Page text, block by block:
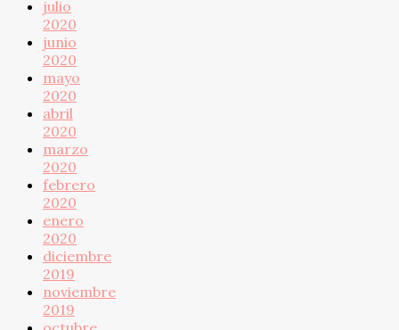
julio
2020
junio
2020
mayo
2020
abril
2020
marzo
2020
febrero
2020
enero
2020
diciembre
2019
noviembre
2019